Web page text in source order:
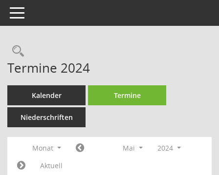
Toggle navigation
Rechercheauswahl
Termine 2024
Kalender Termine
Niederschriften
Monat Mai
2024
Aktuell